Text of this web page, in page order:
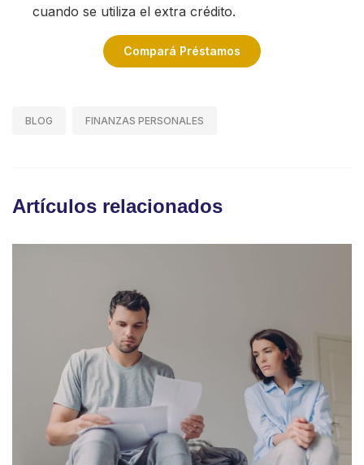
cuando se utiliza el extra crédito.
Compará Préstamos
BLOG FINANZAS PERSONALES
Artículos relacionados